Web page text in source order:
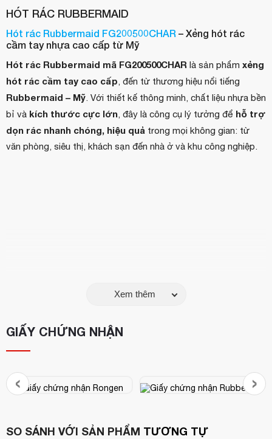
HÓT RÁC RUBBERMAID
Hót rác Rubbermaid FG200500CHAR – Xẻng hót rác
cầm tay nhựa cao cấp từ Mỹ
Hót rác Rubbermaid mã FG200500CHAR là sản phẩm xẻng
hót rác cầm tay cao cấp, đến từ thương hiệu nổi tiếng
Rubbermaid – Mỹ. Với thiết kế thông minh, chất liệu nhựa bền
bỉ và kích thước cực lớn, đây là công cụ lý tưởng để hỗ trợ
dọn rác nhanh chóng, hiệu quả trong mọi không gian: từ
văn phòng, siêu thị, khách sạn đến nhà ở và khu công nghiệp.
Xem thêm
GIẤY CHỨNG NHẬN
‹ ›
SO SÁNH VỚI SẢN PHẨM TƯƠNG TỰ